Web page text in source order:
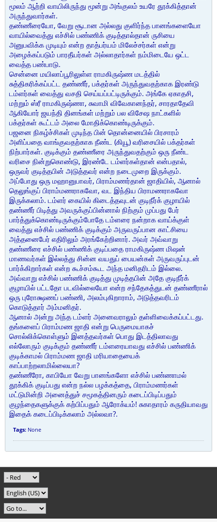
மூலம் ஆற்றி வாயிலிருந்து மூன்று அங்குலம் உயரே தூக்கித்தான்
அருந்துவார்கள்.
தண்ணீரையோ, வேறு சூடான அல்லது குளிர்ந்த பானங்களையோ
வாயில்வைத்து எச்சில் பண்ணிக் குடித்தால்தான் ருசியை
அனுபவிக்க முடியும் என்ற தாத்பர்யம் மிலேச்சர்கள் என்று
அழைக்கப்படும் பாரதீயர்கள் அல்லாதார்கள் நம்மிடையே ஒட்ட
வைத்த பண்பாடு.
சென்னை மயிலாப்பூரிலுள்ள ராமகிருஷ்ண மடத்தில்
சுத்திகரிக்கப்பட்ட தண்ணீர், பக்தர்கள் அருந்துவதற்காக இரண்டு
டம்ளர்கள் வைத்து வசதி செய்யப்பட்டிருக்கும். அங்கே ஏகாதசி,
மற்றும் ஸ்ரீ ராமகிருஷ்ணா, சுவாமி விவேகானந்தர், சாரதாதேவி
ஆகியோர் ஜயந்தி தினங்கள் மற்றும் பல விசேஷ நாட்களில்
பக்தர்கள் கூட்டம் அலை மோதிக்கொண்டிருக்கும்.
பஜனை நிகழ்ச்சிகள் முடிந்த பின் தொன்னையில் பிரசாரம்
அளிப்பதை வாங்குவதற்காக நீண்ட (கியூ) வரிசையில் பக்தர்கள்
நிற்பார்கள். குடிக்கும் தண்ணீரை அருந்துவதற்கும் ஒரு நீண்ட
வரிசை நின்றுகொண்டு, இரண்டே டம்ளர்கள்தான் என்பதால்,
ஒருவர் குடித்தபின் அடுத்தவர் என்ற நடைமுறை இருக்கும்.
அப்போது ஒரு மஹானுபாவர், பிராம்மணர்தான் ஜாதியில், ஆனால்
தெலுங்குப் பிராம்மணராகவோ, வட இந்திய பிராமணராகவோ
இருக்கலாம். டம்ளர் கையில் கிடைத்தவுடன் குடிநீர்க் குழாயில்
தண்ணீர் பிடித்து அவருக்குப்பின்னால் நிற்கும் முப்பது பேர்
பார்த்துக்கொண்டிருக்கும்போதே டம்ளரை நன்றாக வாய்க்குள்
வைத்து எச்சில் பண்ணிக் குடிக்கும் அருவருப்பான காட்சியை
அத்தனைபேர் எதிரிலும் அரங்கேற்றினார். அவர் அவ்வாறு
தண்ணீரை எச்சில் பண்ணிக் குடிப்பதை ராமகிருஷ்ண மிஷன்
மாணவர்கள் இல்லத்து சின்ன வயதுப் பையன்கள் அருவருப்புடன்
பார்க்கிறார்கள் என்ற கூச்சம்கூட அந்த மனிதரிடம் இல்லை.
அவ்வாறு எச்சில் பண்ணிக் குடித்து முடித்தபின் அதே குடிநீர்க்
குழாயில் பட்டதோ படவில்லையோ என்ற சந்தேகத்துடன் தண்ணீரால்
ஒரு புரோக்ஷணப் பண்ணி, அலம்புகிறாராம், அடுத்தவரிடம்
கொடுத்தார் அம்மனிதர்.
ஆனால் அன்று அந்த டம்ளர் அனைவராலும் தள்ளிவைக்கப்பட்டது.
தங்களைப் பிராம்மண ஜாதி என்று பெருமையாகச்
சொல்லிக்கொள்ளும் இனத்தவர்கள் பொது இடத்திலாவது
எல்லோரும் குடிக்கும் தண்ணீர் டம்ளரையாவது எச்சில் பண்ணிக்
குடிக்காமல் பிராம்மண ஜாதி மரியாதையைக்
காப்பாற்றலாமில்லையா?
தண்ணீரோ, காபியோ வேறு பானங்களோ எச்சில் பண்ணாமல்
தூக்கிக் குடிப்பது என்ற நல்ல பழக்கத்தை, பிராம்மணர்கள்
மட்டுமின்றி அனைத்துச் சமூகத்தினரும் கடைப்பிடிப்பதும்
குழந்தைகளுக்குக் கற்பிப்பதும் ஆரோக்யம்! சுகாதாரம் கருதியாவது
இதைக் கடைப்பிடிக்கலாம் அல்லவா?.
Tags: None